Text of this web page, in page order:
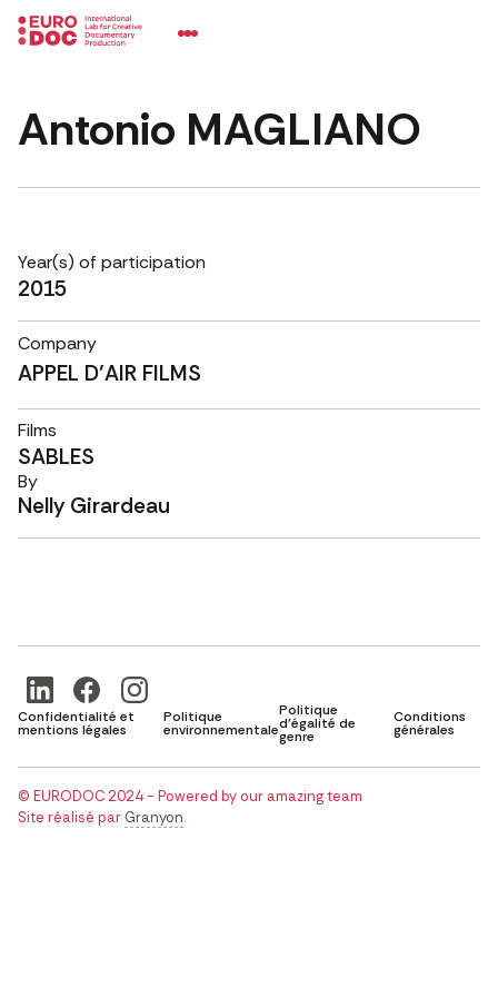
Antonio MAGLIANO
Year(s) of participation
2015
Company
APPEL D’AIR FILMS
Films
SABLES
By
Nelly Girardeau
Confidentialité et
mentions légales
Politique
environnementale
Politique
d'égalité de
genre
Conditions
générales
© EURODOC 2024 - Powered by our amazing team
Site réalisé par Granyon.